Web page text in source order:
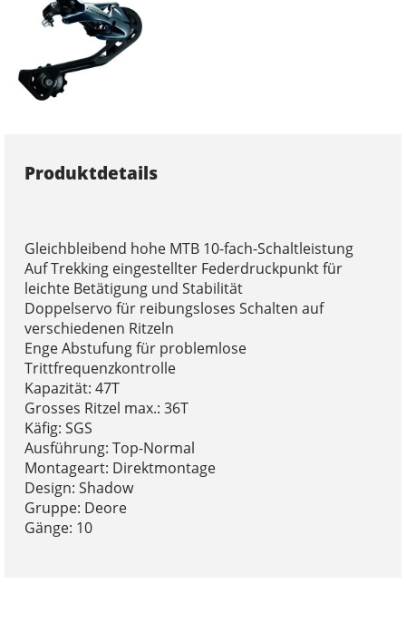
Produktdetails
Gleichbleibend hohe MTB 10-fach-Schaltleistung
Auf Trekking eingestellter Federdruckpunkt für
leichte Betätigung und Stabilität
Doppelservo für reibungsloses Schalten auf
verschiedenen Ritzeln
Enge Abstufung für problemlose
Trittfrequenzkontrolle
Kapazität: 47T
Grosses Ritzel max.: 36T
Käfig: SGS
Ausführung: Top-Normal
Montageart: Direktmontage
Design: Shadow
Gruppe: Deore
Gänge: 10